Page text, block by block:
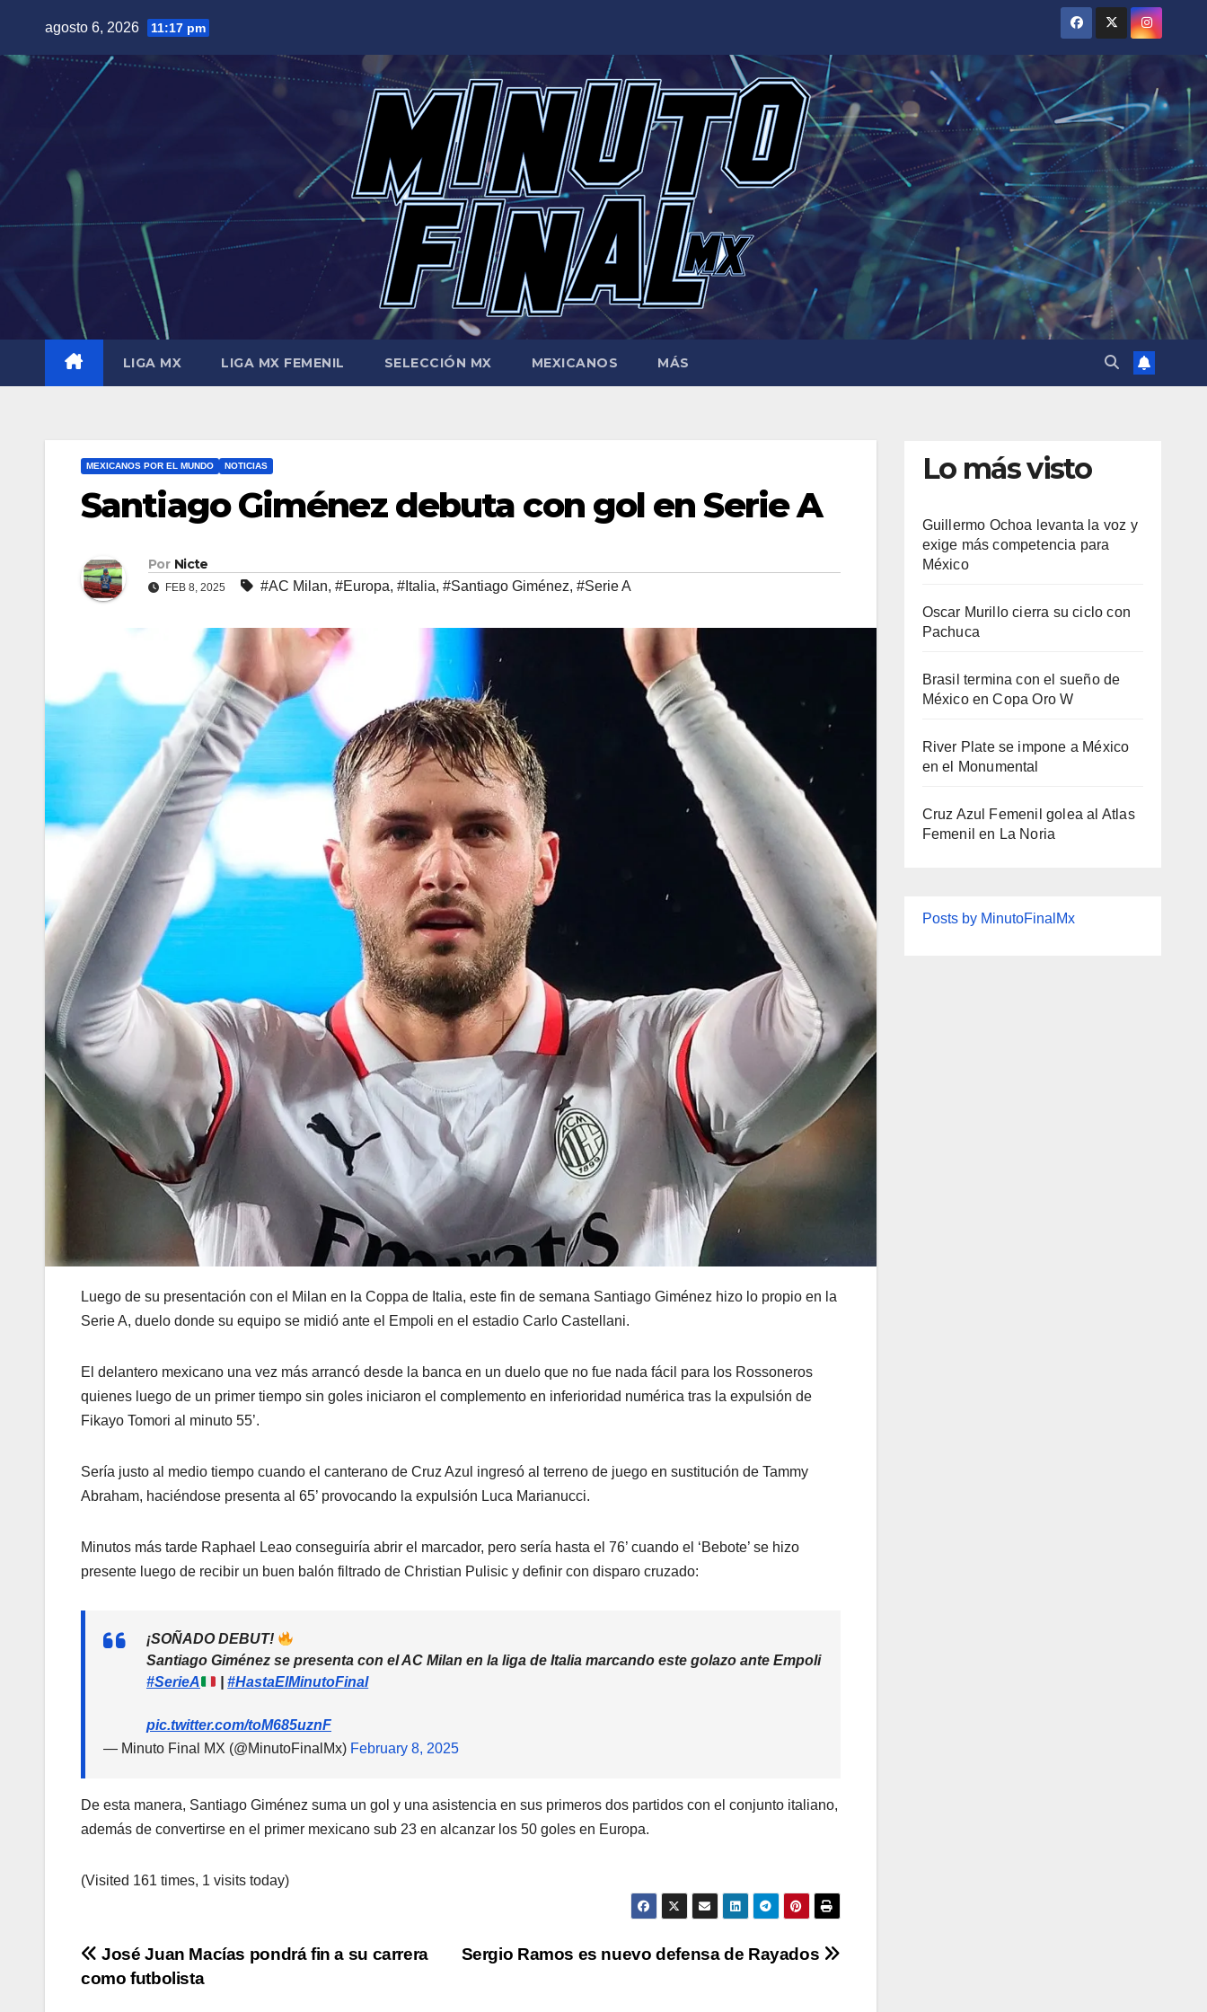
contenido
agosto 6, 2026 11:17 pm
LIGA MX LIGA MX FEMENIL SELECCIÓN MX MEXICANOS MÁS
MEXICANOS POR EL MUNDO NOTICIAS
Santiago Giménez debuta con gol en Serie A
Por Nicte
FEB 8, 2025 #AC Milan, #Europa, #Italia, #Santiago Giménez, #Serie A
Luego de su presentación con el Milan en la Coppa de Italia, este fin de semana Santiago Giménez hizo lo propio en la
Serie A, duelo donde su equipo se midió ante el Empoli en el estadio Carlo Castellani.
El delantero mexicano una vez más arrancó desde la banca en un duelo que no fue nada fácil para los Rossoneros
quienes luego de un primer tiempo sin goles iniciaron el complemento en inferioridad numérica tras la expulsión de
Fikayo Tomori al minuto 55’.
Sería justo al medio tiempo cuando el canterano de Cruz Azul ingresó al terreno de juego en sustitución de Tammy
Abraham, haciéndose presenta al 65’ provocando la expulsión Luca Marianucci.
Minutos más tarde Raphael Leao conseguiría abrir el marcador, pero sería hasta el 76’ cuando el ‘Bebote’ se hizo
presente luego de recibir un buen balón filtrado de Christian Pulisic y definir con disparo cruzado:
¡SOÑADO DEBUT!
Santiago Giménez se presenta con el AC Milan en la liga de Italia marcando este golazo ante Empoli
#SerieA
|#HastaElMinutoFinal
pic.twitter.com/toM685uznF
— Minuto Final MX (@MinutoFinalMx) February 8, 2025
De esta manera, Santiago Giménez suma un gol y una asistencia en sus primeros dos partidos con el conjunto italiano,
además de convertirse en el primer mexicano sub 23 en alcanzar los 50 goles en Europa.
(Visited 161 times, 1 visits today)
Navegación
Sergio Ramos es nuevo defensa de Rayados
José Juan Macías pondrá fin a su carrera
como futbolista
Lo más visto
Guillermo Ochoa levanta la voz y
exige más competencia para
México
Oscar Murillo cierra su ciclo con
Pachuca
Brasil termina con el sueño de
México en Copa Oro W
River Plate se impone a México
en el Monumental
Cruz Azul Femenil golea al Atlas
Femenil en La Noria
Posts by MinutoFinalMx